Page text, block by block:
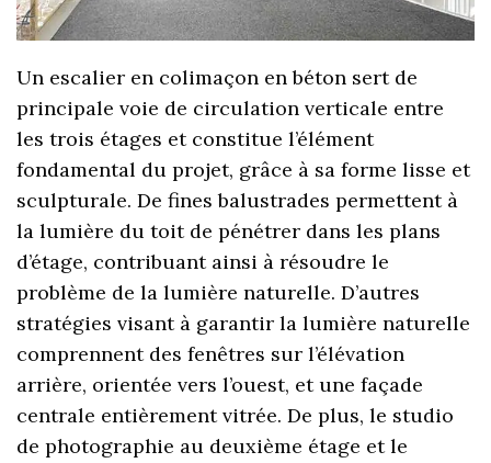
Un escalier en colimaçon en béton sert de
principale voie de circulation verticale entre
les trois étages et constitue l’élément
fondamental du projet, grâce à sa forme lisse et
sculpturale. De fines balustrades permettent à
la lumière du toit de pénétrer dans les plans
d’étage, contribuant ainsi à résoudre le
problème de la lumière naturelle. D’autres
stratégies visant à garantir la lumière naturelle
comprennent des fenêtres sur l’élévation
arrière, orientée vers l’ouest, et une façade
centrale entièrement vitrée. De plus, le studio
de photographie au deuxième étage et le